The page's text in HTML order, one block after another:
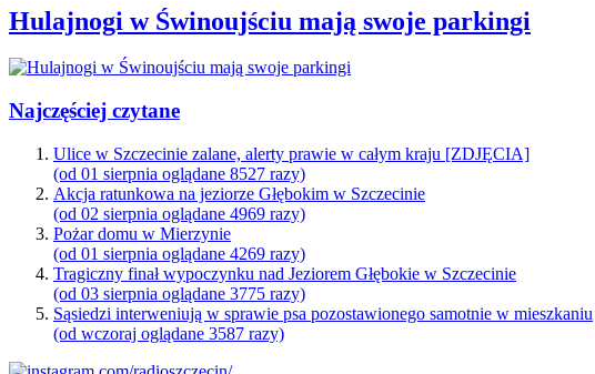
Hulajnogi w Świnoujściu mają swoje parkingi
Najczęściej czytane
Ulice w Szczecinie zalane, alerty prawie w całym kraju [ZDJĘCIA]
(od 01 sierpnia oglądane 8527 razy)
Akcja ratunkowa na jeziorze Głębokim w Szczecinie
(od 02 sierpnia oglądane 4969 razy)
Pożar domu w Mierzynie
(od 01 sierpnia oglądane 4269 razy)
Tragiczny finał wypoczynku nad Jeziorem Głębokie w Szczecinie
(od 03 sierpnia oglądane 3775 razy)
Sąsiedzi interweniują w sprawie psa pozostawionego samotnie w mieszkaniu
(od wczoraj oglądane 3587 razy)